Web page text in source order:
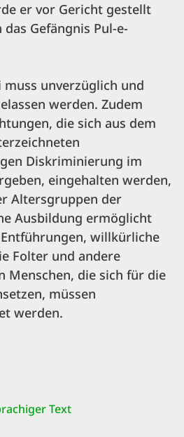
er vor Gericht gestellt
Gefängnis Pul-e-
unverzüglich und
werden. Zudem
die sich aus dem
Diskriminierung im
eingehalten werden,
Altersgruppen der
Ausbildung ermöglicht
willkürliche
Folter und andere
Menschen, die sich für die
müssen
werden.
Text